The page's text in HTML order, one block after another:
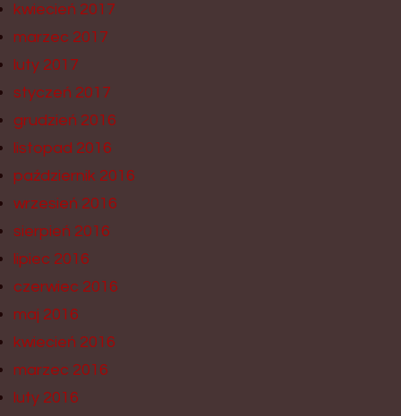
kwiecień 2017
marzec 2017
luty 2017
styczeń 2017
grudzień 2016
listopad 2016
październik 2016
wrzesień 2016
sierpień 2016
lipiec 2016
czerwiec 2016
maj 2016
kwiecień 2016
marzec 2016
luty 2016